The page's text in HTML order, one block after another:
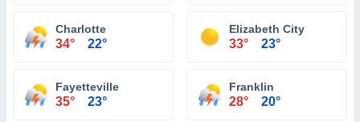
Charlotte
34° 22°
Elizabeth City
33° 23°
Fayetteville
35° 23°
Franklin
28° 20°